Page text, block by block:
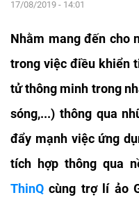
17/08/2019 - 14:01
Nhằm mang đến cho
trong việc điều khiển
tử thông minh trong
sóng,...) thông qua
đẩy mạnh việc ứng
tích hợp thông qua
ThinQ cùng trợ lí ảo